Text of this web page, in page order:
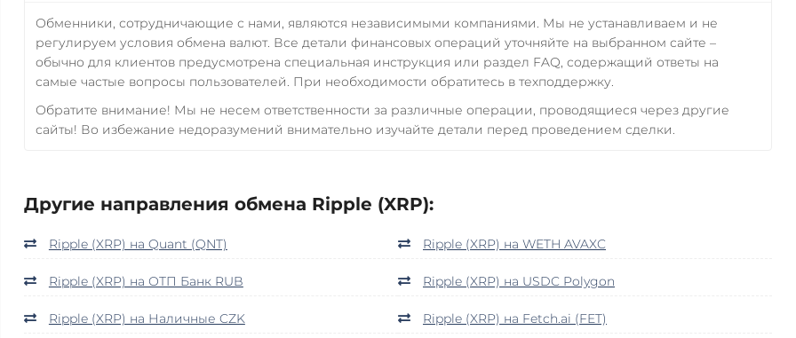
Обменники, сотрудничающие с нами, являются независимыми компаниями. Мы не устанавливаем и не
регулируем условия обмена валют. Все детали финансовых операций уточняйте на выбранном сайте –
обычно для клиентов предусмотрена специальная инструкция или раздел FAQ, содержащий ответы на
самые частые вопросы пользователей. При необходимости обратитесь в техподдержку.
Обратите внимание! Мы не несем ответственности за различные операции, проводящиеся через другие
сайты! Во избежание недоразумений внимательно изучайте детали перед проведением сделки.
Другие направления обмена Ripple (XRP):
Ripple (XRP) на Quant (QNT) Ripple (XRP) на WETH AVAXC
Ripple (XRP) на ОТП Банк RUB Ripple (XRP) на USDC Polygon
Ripple (XRP) на Наличные CZK Ripple (XRP) на Fetch.ai (FET)